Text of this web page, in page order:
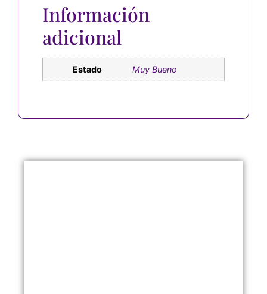
Información
adicional
Estado Muy Bueno